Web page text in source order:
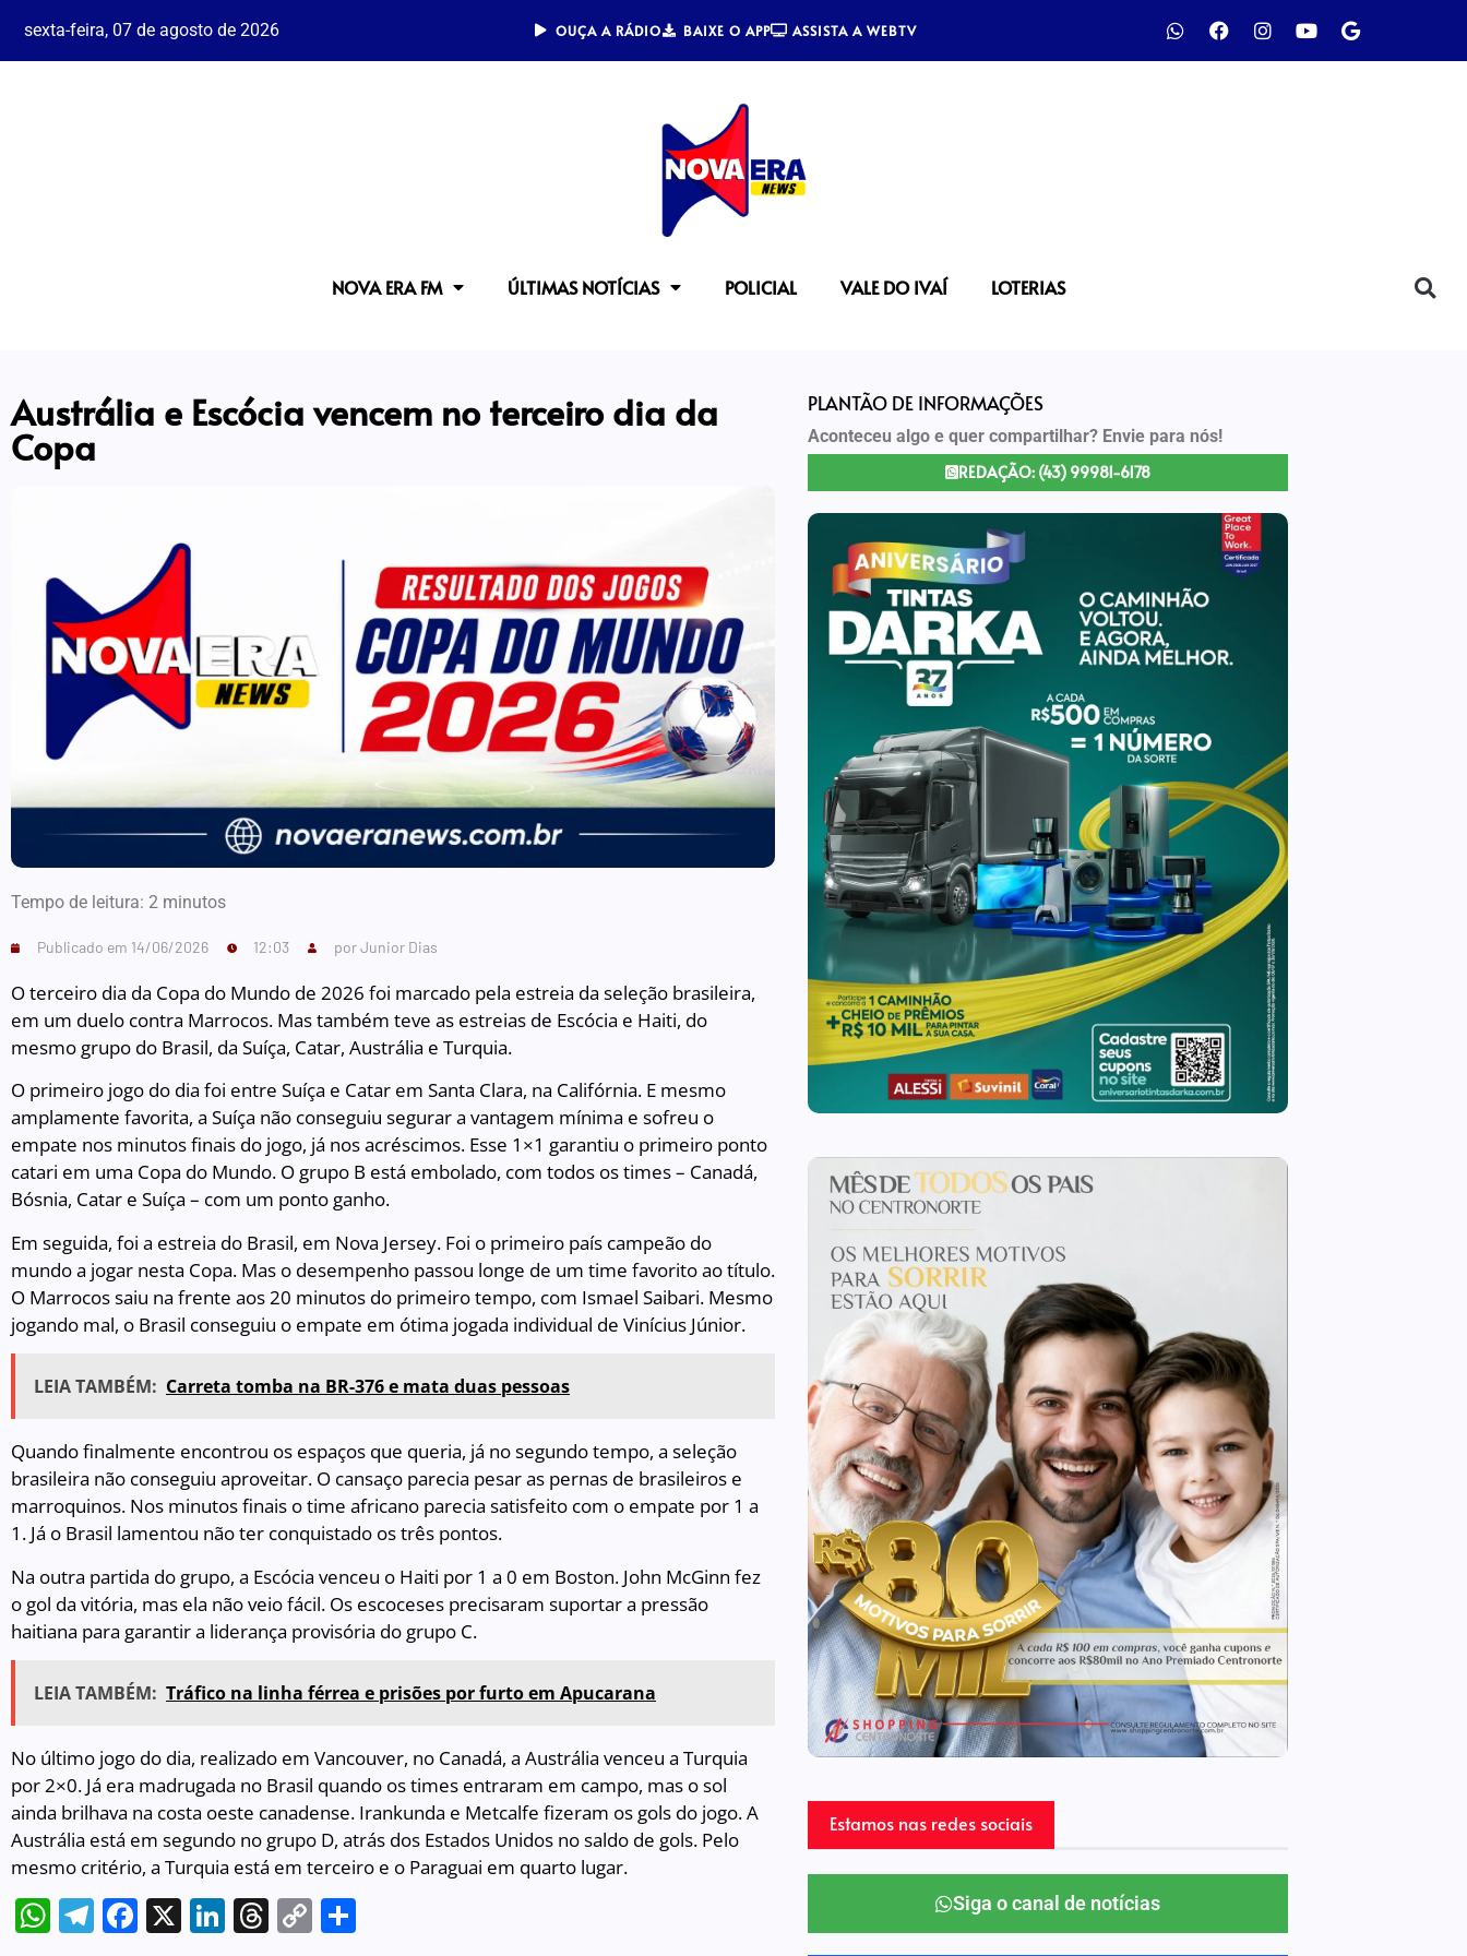
sexta-feira, 07 de agosto de 2026 OUÇA A RÁDIO BAIXE O APP ASSISTA A WEBTV
NOVA ERA FM ÚLTIMAS NOTÍCIAS POLICIAL VALE DO IVAÍ LOTERIAS
Austrália e Escócia vencem no terceiro dia da
Copa
Tempo de leitura: 2 minutos
Publicado em 14/06/2026 12:03 porJunior Dias
O terceiro dia da Copa do Mundo de 2026 foi marcado pela estreia da seleção brasileira,
em um duelo contra Marrocos. Mas também teve as estreias de Escócia e Haiti, do
mesmo grupo do Brasil, da Suíça, Catar, Austrália e Turquia.
O primeiro jogo do dia foi entre Suíça e Catar em Santa Clara, na Califórnia. E mesmo
amplamente favorita, a Suíça não conseguiu segurar a vantagem mínima e sofreu o
empate nos minutos finais do jogo, já nos acréscimos. Esse 1×1 garantiu o primeiro ponto
catari em uma Copa do Mundo. O grupo B está embolado, com todos os times – Canadá,
Bósnia, Catar e Suíça – com um ponto ganho.
Em seguida, foi a estreia do Brasil, em Nova Jersey. Foi o primeiro país campeão do
mundo a jogar nesta Copa. Mas o desempenho passou longe de um time favorito ao título.
O Marrocos saiu na frente aos 20 minutos do primeiro tempo, com Ismael Saibari. Mesmo
jogando mal, o Brasil conseguiu o empate em ótima jogada individual de Vinícius Júnior.
LEIA TAMBÉM: Carreta tomba na BR-376 e mata duas pessoas
Quando finalmente encontrou os espaços que queria, já no segundo tempo, a seleção
brasileira não conseguiu aproveitar. O cansaço parecia pesar as pernas de brasileiros e
marroquinos. Nos minutos finais o time africano parecia satisfeito com o empate por 1 a
1. Já o Brasil lamentou não ter conquistado os três pontos.
Na outra partida do grupo, a Escócia venceu o Haiti por 1 a 0 em Boston. John McGinn fez
o gol da vitória, mas ela não veio fácil. Os escoceses precisaram suportar a pressão
haitiana para garantir a liderança provisória do grupo C.
LEIA TAMBÉM: Tráfico na linha férrea e prisões por furto em Apucarana
No último jogo do dia, realizado em Vancouver, no Canadá, a Austrália venceu a Turquia
por 2×0. Já era madrugada no Brasil quando os times entraram em campo, mas o sol
ainda brilhava na costa oeste canadense. Irankunda e Metcalfe fizeram os gols do jogo. A
Austrália está em segundo no grupo D, atrás dos Estados Unidos no saldo de gols. Pelo
mesmo critério, a Turquia está em terceiro e o Paraguai em quarto lugar.
WhatsApp
Telegram
Facebook
X LinkedIn
Threads
Copy
PLANTÃO DE INFORMAÇÕES
Aconteceu algo e quer compartilhar? Envie para nós!
REDAÇÃO: (43) 99981-6178
Estamos nas redes sociais
Siga o canal de notícias